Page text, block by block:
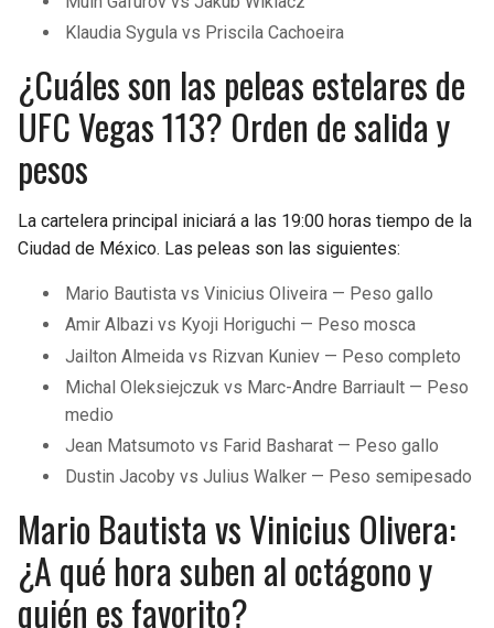
Klaudia Sygula vs Priscila Cachoeira
¿Cuáles son las peleas estelares de
UFC Vegas 113? Orden de salida y
pesos
La cartelera principal iniciará a las 19:00 horas tiempo de la
Ciudad de México. Las peleas son las siguientes:
Mario Bautista vs Vinicius Oliveira — Peso gallo
Amir Albazi vs Kyoji Horiguchi — Peso mosca
Jailton Almeida vs Rizvan Kuniev — Peso completo
Michal Oleksiejczuk vs Marc-Andre Barriault — Peso
medio
Jean Matsumoto vs Farid Basharat — Peso gallo
Dustin Jacoby vs Julius Walker — Peso semipesado
Mario Bautista vs Vinicius Olivera:
¿A qué hora suben al octágono y
quién es favorito?